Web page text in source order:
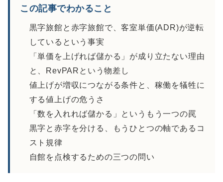
この記事でわかること
黒字旅館と赤字旅館で、客室単価(ADR)が逆転
しているという事実
「単価を上げれば儲かる」が成り立たない理由
と、RevPARという物差し
値上げが増収につながる条件と、稼働を犠牲に
する値上げの危うさ
「数を入れれば儲かる」というもう一つの罠
黒字と赤字を分ける、もうひとつの軸であるコ
スト規律
自館を点検するための三つの問い